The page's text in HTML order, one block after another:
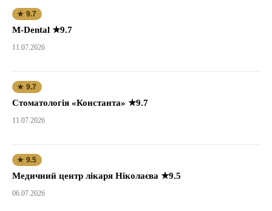
★ 9.7
M-Dental ★9.7
11.07.2026
★ 9.7
Стоматологія «Константа» ★9.7
11.07.2026
★ 9.5
Медичний центр лікаря Ніколаєва ★9.5
06.07.2026